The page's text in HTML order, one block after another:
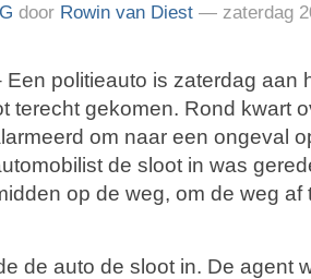
door Rowin van Diest — zaterdag
Een politieauto is zaterdag aan
terecht gekomen. Rond kwart
om naar een ongeval
de sloot in was
op de weg, om de weg af
de auto de sloot in. De agent